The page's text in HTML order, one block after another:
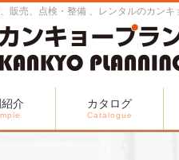
販売、点検・整備 、レンタルのカンキ
介 カタログ
Catalogue